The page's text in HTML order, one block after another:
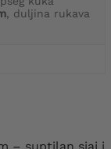
, duljina rukava